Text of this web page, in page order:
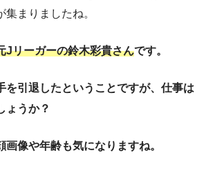
まりましたね。
Jリーガーの鈴木彩貴さんです。
を引退したということですが、仕事は
ょうか？
画像や年齢も気になりますね。